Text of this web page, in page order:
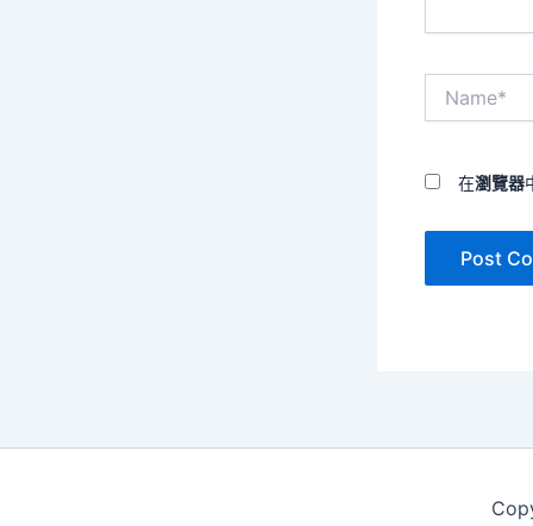
在瀏覽器